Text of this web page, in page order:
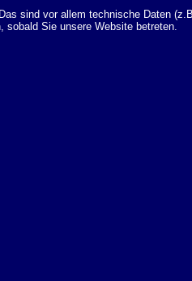
sind vor allem technische Daten
Sie unsere Website betreten.